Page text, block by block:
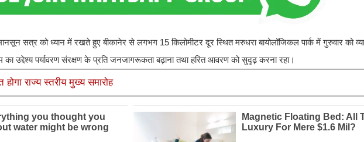
सत्र को ध्यान में रखते हुए बीकानेर से लगभग 15 किलोमीटर दूर स्थित मरुधरा बायोलॉजिकल पार्क में गुरुवार को
का उद्देश्य पर्यावरण संरक्षण के प्रति जनजागरूकता बढ़ाना तथा हरित आवरण को सुदृढ़ करना रहा।
राज्य स्तरीय मुख्य समारोह